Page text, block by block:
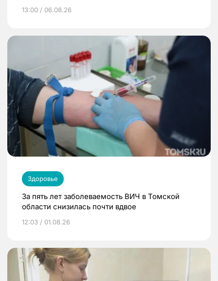
13:00 / 06.08.26
Здоровье
За пять лет заболеваемость ВИЧ в Томской
области снизилась почти вдвое
12:03 / 01.08.26